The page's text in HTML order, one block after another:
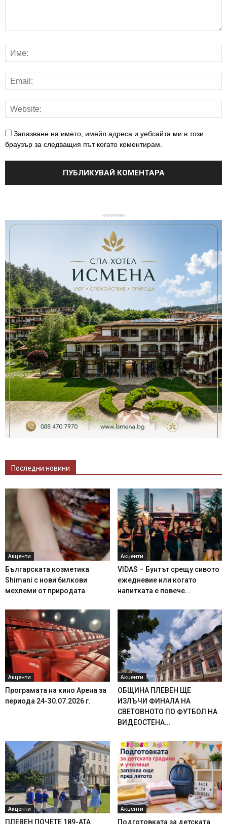
Запазване на името, имейл адреса и уебсайта ми в този
браузър за следващия път когато коментирам.
-реклама-
Последни новини
Акценти
Българската козметика
Shimani с нови билкови
мехлеми от природата
Акценти
VIDAS – Бунтът срещу сивото
ежедневие или когато
напитката е повече...
Акценти
Програмата на кино Арена за
периода 24-30.07.2026 г.
Акценти
ОБЩИНА ПЛЕВЕН ЩЕ
ИЗЛЪЧИ ФИНАЛА НА
СВЕТОВНОТО ПО ФУТБОЛ НА
ВИДЕОСТЕНА...
Акценти
ПЛЕВЕН ПОЧЕТЕ 189-АТА
Акценти
Подготовката за детската